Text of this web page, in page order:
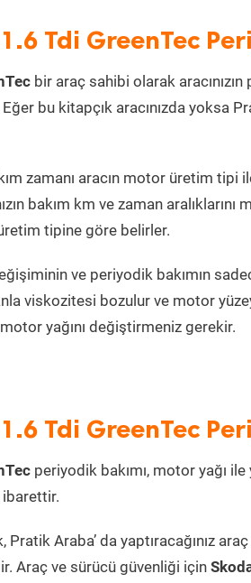
Tdi GreenTec
bir araç sahibi olarak aracınızın
bu kitapçık aracınızda yoksa
zamanı aracın motor üretim tipi
bakım km ve zaman
tipine göre belirler.
ve periyodik bakımın
viskozitesi bozulur ve motor
motor yağını değiştirmeniz gerekir.
Tdi GreenTec
periyodik bakımı, motor yağı
Pratik Araba’ da yaptıracağınız
Araç ve sürücü güvenliği için